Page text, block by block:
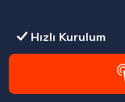
Hızlı Kurulum